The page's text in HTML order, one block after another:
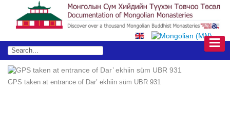
GPS taken at entrance of Dar’ ekhiin süm UBR 931